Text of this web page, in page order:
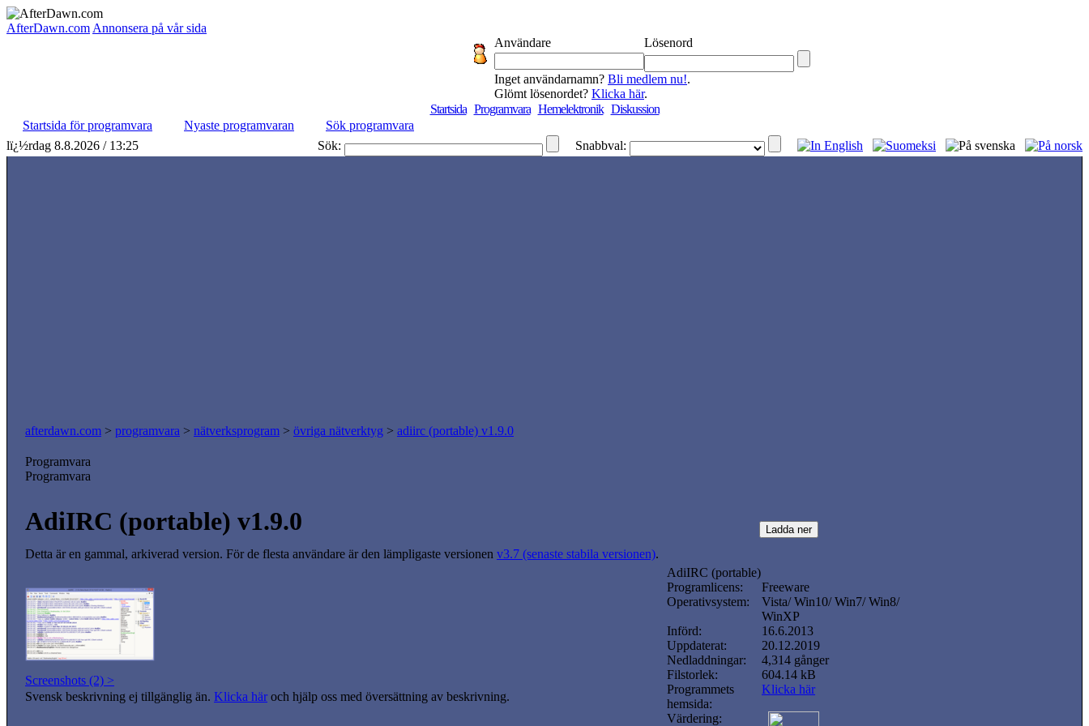
AfterDawn.com Annonsera på vår sida
Användare
Lösenord
Inget användarnamn? Bli medlem nu!.
Glömt lösenordet? Klicka här.
Startsida Programvara Hemelektronik Diskussion
Startsida för programvara
Nyaste programvaran
Sök programvara
lï¿½rdag 8.8.2026 / 13:25
Sök: Snabbval:
afterdawn.com > programvara > nätverksprogram > övriga nätverktyg > adiirc (portable) v1.9.0
Programvara
Programvara
AdiIRC (portable) v1.9.0
Detta är en gammal, arkiverad version. För de flesta användare är den lämpligaste versionen v3.7 (senaste stabila versionen).
Screenshots (2) >
Svensk beskrivning ej tillgänglig än. Klicka här och hjälp oss med översättning av beskrivning.
AdiIRC (portable)
Programlicens:
Freeware
Operativsystem:
Vista/ Win10/ Win7/ Win8/
WinXP
Införd:
16.6.2013
Uppdaterat:
20.12.2019
Nedladdningar:
4,314 gånger
Filstorlek:
604.14 kB
Programmets
hemsida:
Klicka här
Värdering: